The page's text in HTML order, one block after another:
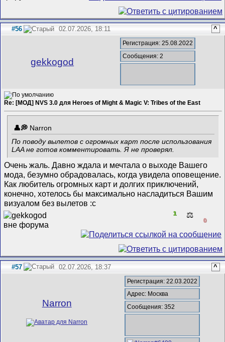
#56 02.07.2026, 18:11 ^
gekkogod
Регистрация: 25.08.2022
Сообщения: 2
Re: [МОД] NVS 3.0 для Heroes of Might & Magic V: Tribes of the East
Narron
По поводу вылетов с огромных карт после использования
LAA не готов комментировать. Я не проверял.
Очень жаль. Давно ждала и мечтала о выходе Вашего
мода, безумно обрадовалась, когда увидела оповещение.
Как любитель огромных карт и долгих приключений,
конечно, хотелось бы максимально насладиться Вашим
визуалом без вылетов :с
1 ⚖️
0
#57 02.07.2026, 18:37 ^
Narron
Регистрация: 22.03.2022
Адрес: Москва
Сообщения: 352